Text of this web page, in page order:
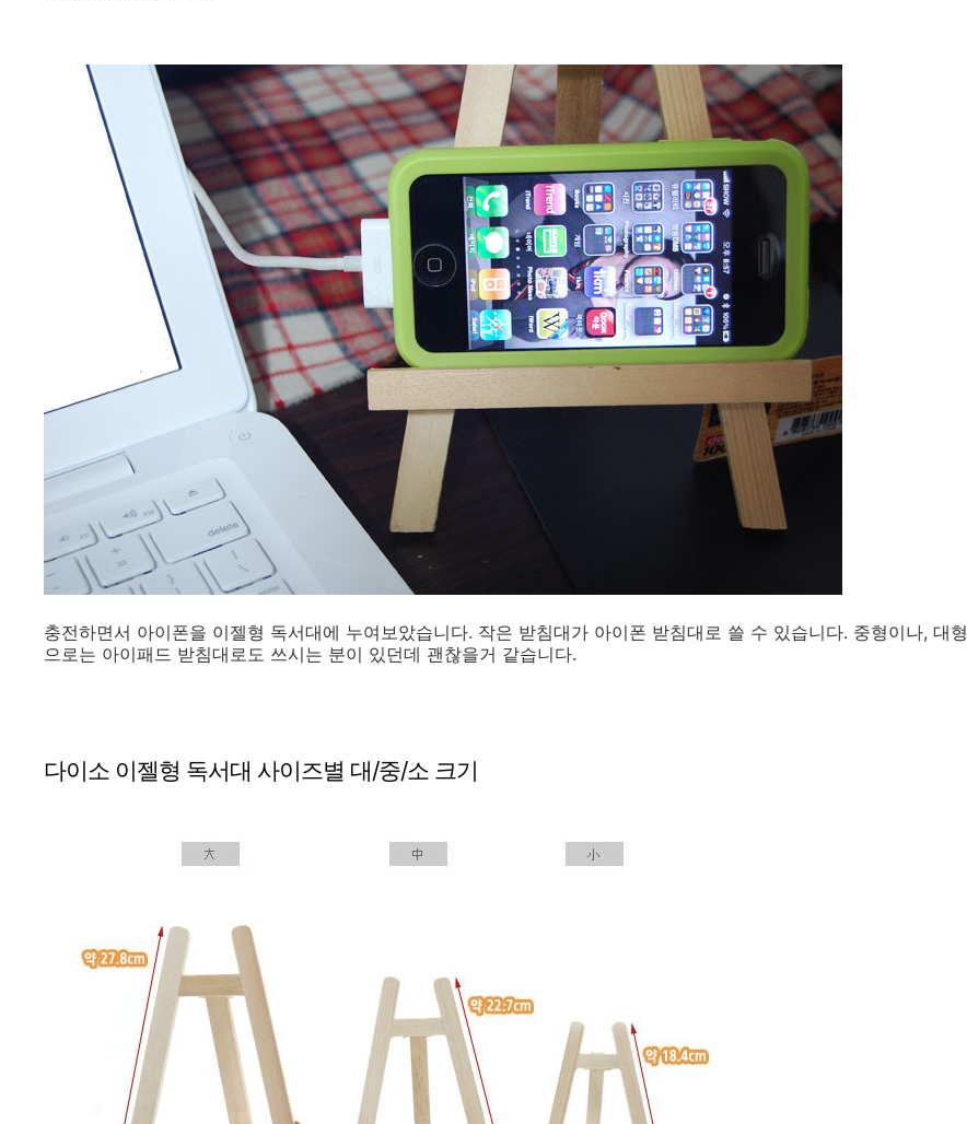
충전하면서 아이폰을 이젤형 독서대에 누여보았습니다. 작은 받침대가 아이폰 받침대로 쓸 수 있습니다. 중형이나, 대형
으로는 아이패드 받침대로도 쓰시는 분이 있던데 괜찮을거 같습니다.
다이소 이젤형 독서대 사이즈별 대/중/소 크기